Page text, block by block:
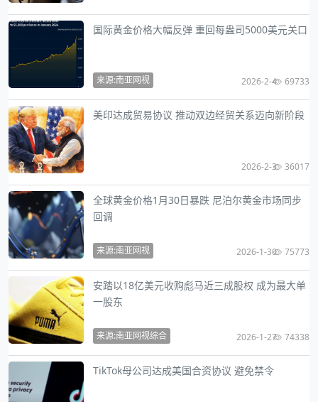
国际黄金价格大幅反弹 重回每盎司5000美元关口
来源:南亚网视 2026-2-4 69733
美印达成贸易协议 推动双边经贸关系迈向新阶段
2026-2-3 36017
全球黄金价格1月30日暴跌 尼泊尔黄金市场同步
回调
来源:南亚网视 2026-1-30 75773
安踏以18亿美元收购彪马近三成股权 成为最大单
一股东
来源:南亚网视综合 2026-1-27 74338
TikTok母公司达成美国合资协议 避免禁令